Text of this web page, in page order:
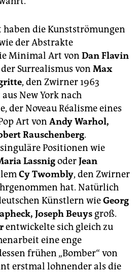
haben die Kunstströmungen
der Abstrakte
Minimal Art von Dan Flavin
der Surrealismus von Max
, den Zwirner 1963
New York nach
der Noveau Réalisme eines
Art von Andy Warhol,
Rauschenberg.
Positionen wie
LassnigoderJean
Cy Twombly, den Zwirner
hat. Natürlich
Künstlern wieGeorg
Joseph Beuys groß.
entwickelte sich gleich zu
eine enge
frühen „Bomber“ von
erstmal lohnender als die